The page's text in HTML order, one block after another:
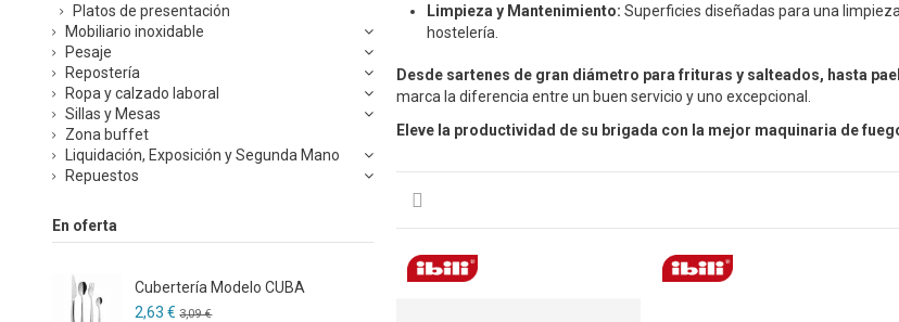
Limpieza y Mantenimiento: Superficies diseñadas para una
hostelería.
Desde sartenes de gran diámetro para frituras y salteados, hasta
marca la diferencia entre un buen servicio y uno excepcional.
Eleve la productividad de su brigada con la mejor maquinaria de
Platos de presentación
Mobiliario inoxidable
Pesaje
Repostería
Ropa y calzado laboral
Sillas y Mesas
Zona buffet
Liquidación, Exposición y Segunda Mano
Repuestos
En oferta
Cubertería Modelo CUBA
2,63 € 3,09 €